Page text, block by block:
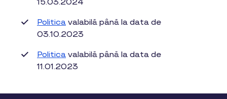
15.03.2024
Politica valabilă până la data de
03.10.2023
Politica valabilă până la data de
11.01.2023